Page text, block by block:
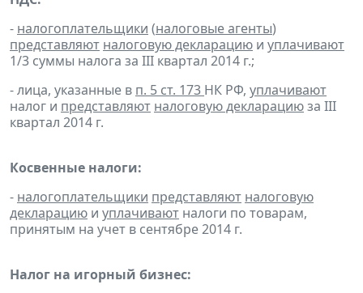
- налогоплательщики (налоговые агенты)
представляют налоговую декларацию и уплачивают
1/3 суммы налога за III квартал 2014 г.;
- лица, указанные в п. 5 ст. 173 НК РФ, уплачивают
налог и представляют налоговую декларациюза III
квартал 2014 г.
Косвенные налоги:
- налогоплательщики представляют налоговую
декларацию и уплачивают налоги по товарам,
принятым на учет в сентябре 2014 г.
Налог на игорный бизнес: